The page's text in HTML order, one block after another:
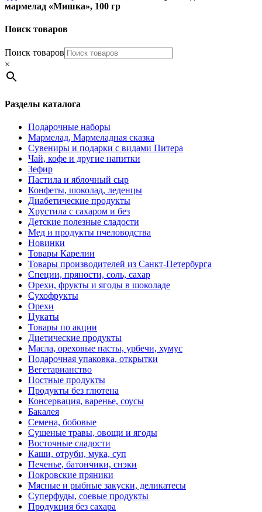
мармелад «Мишка», 100 гр
Поиск товаров
Поиск товаров
×
Разделы каталога
Подарочные наборы
Мармелад, Мармеладная сказка
Сувениры и подарки с видами Питера
Чай, кофе и другие напитки
Зефир
Пастила и яблочный сыр
Конфеты, шоколад, леденцы
Диабетические продукты
Хрустила с сахаром и без
Детские полезные сладости
Мед и продукты пчеловодства
Новинки
Товары Карелии
Товары производителей из Санкт-Петербурга
Специи, пряности, соль, сахар
Орехи, фрукты и ягоды в шоколаде
Сухофрукты
Орехи
Цукаты
Товары по акции
Диетические продукты
Масла, ореховые пасты, урбечи, хумус
Подарочная упаковка, открытки
Вегетарианство
Постные продукты
Продукты без глютена
Консервация, варенье, соусы
Бакалея
Семена, бобовые
Сушеные травы, овощи и ягоды
Восточные сладости
Каши, отруби, мука, суп
Печенье, батончики, снэки
Покровские пряники
Мясные и рыбные закуски, деликатесы
Суперфуды, соевые продукты
Продукция без сахара